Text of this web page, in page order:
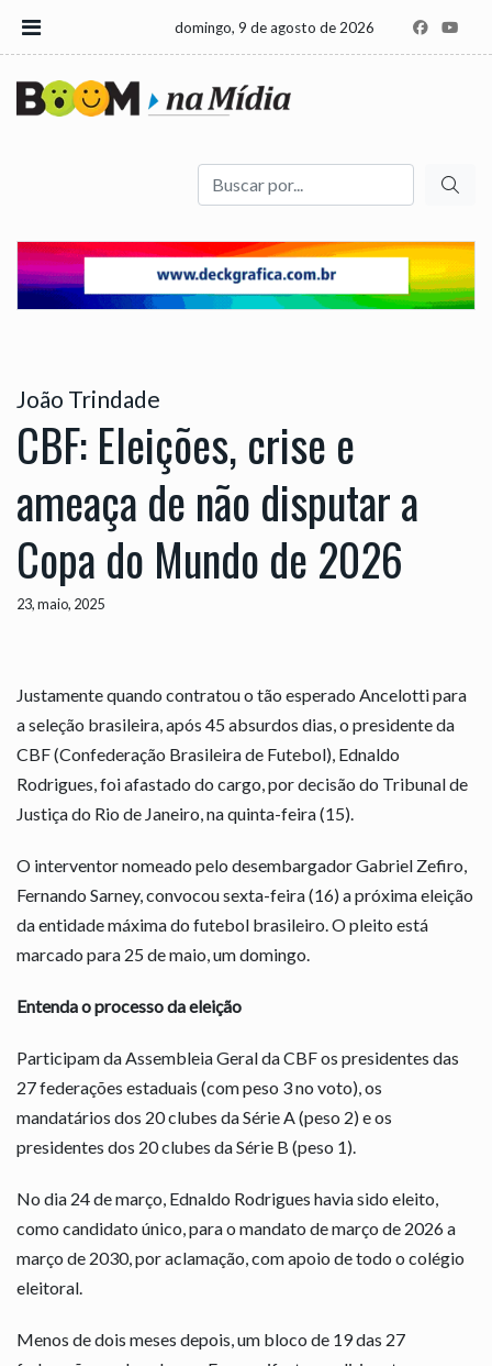
domingo, 9 de agosto de 2026
Buscar
João Trindade
CBF: Eleições, crise e
ameaça de não disputar a
Copa do Mundo de 2026
23, maio, 2025
Justamente quando contratou o tão esperado Ancelotti para
a seleção brasileira, após 45 absurdos dias, o presidente da
CBF (Confederação Brasileira de Futebol), Ednaldo
Rodrigues, foi afastado do cargo, por decisão do Tribunal de
Justiça do Rio de Janeiro, na quinta-feira (15).
O interventor nomeado pelo desembargador Gabriel Zefiro,
Fernando Sarney, convocou sexta-feira (16) a próxima eleição
da entidade máxima do futebol brasileiro. O pleito está
marcado para 25 de maio, um domingo.
Entenda o processo da eleição
Participam da Assembleia Geral da CBF os presidentes das
27 federações estaduais (com peso 3 no voto), os
mandatários dos 20 clubes da Série A (peso 2) e os
presidentes dos 20 clubes da Série B (peso 1).
No dia 24 de março, Ednaldo Rodrigues havia sido eleito,
como candidato único, para o mandato de março de 2026 a
março de 2030, por aclamação, com apoio de todo o colégio
eleitoral.
Menos de dois meses depois, um bloco de 19 das 27